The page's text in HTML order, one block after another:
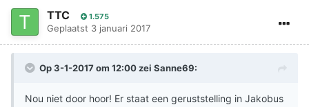
TTC 1.575
Geplaatst 3 januari 2017
Op 3-1-2017 om 12:00 zei Sanne69:
Nou niet door hoor! Er staat een geruststelling in Jakobus